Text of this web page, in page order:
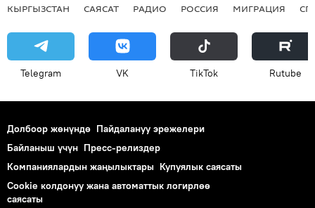
КЫРГЫЗСТАН САЯСАТ РАДИО РОССИЯ МИГРАЦИЯ
Telegram VK ТikТоk Rutube
Долбоор жөнүндө Пайдалануу эрежелери
Байланыш үчүн Пресс-релиздер
Компаниялардын жаңылыктары Купуялык саясаты
Cookie колдонуу жана автоматтык логирлөө
саясаты